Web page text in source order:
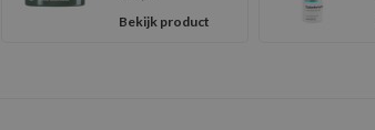
Balm with
Green Tea and
Bekijk product